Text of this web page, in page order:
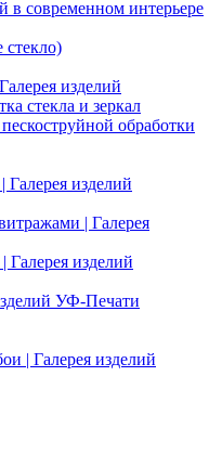
в современном интерьере
изделий
стекла и зеркал
обработки
Галерея изделий
| Галерея
Галерея изделий
УФ-Печати
| Галерея изделий